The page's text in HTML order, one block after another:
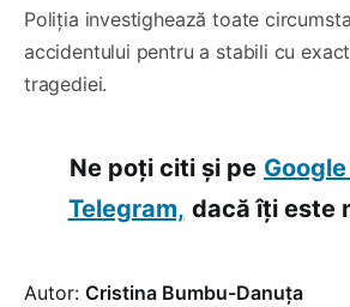
Poliția investighează toate
accidentului pentru a stabili cu
tragediei.
Ne poți citi și pe
Telegram, dacă îți este
Autor: Cristina Bumbu-Danuța